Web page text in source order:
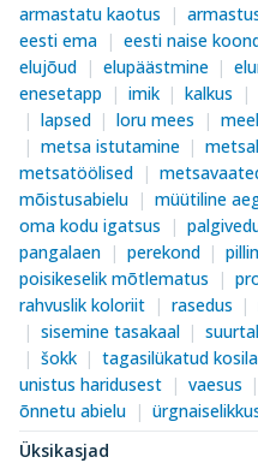
armastatu kaotus
eesti ema
eesti naise
elujõud
elupäästmine
enesetapp
imik kalkus
lapsed
loru mees
metsa istutamine
metsatöölised
mõistusabielu
müütiline
oma kodu igatsus
pangalaen
perekond
poisikeselik mõtlematus
rahvuslik koloriit
rasedus
sisemine tasakaal
šokk
tagasilükatud
unistus haridusest
vaesus
õnnetu abielu
Üksikasjad